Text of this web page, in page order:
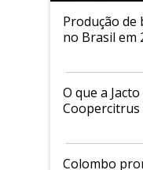
Produção de
no Brasil em
O que a
Coopercitrus
Colombo